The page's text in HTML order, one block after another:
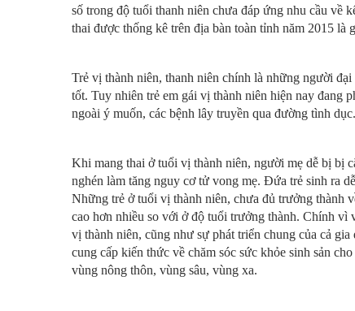
số trong độ tuổi thanh niên chưa đáp ứng nhu cầu về
thai được thống kê trên địa bàn toàn tỉnh năm 2015
Trẻ vị thành niên, thanh niên chính là những người
tốt. Tuy nhiên trẻ em gái vị thành niên hiện nay đang
ngoài ý muốn, các bệnh lây truyền qua đường tình
Khi mang thai ở tuổi vị thành niên, người mẹ dễ bị bị
nghén làm tăng nguy cơ tử vong mẹ. Đứa trẻ sinh ra
Những trẻ ở tuổi vị thành niên, chưa đủ trưởng thành
cao hơn nhiều so với ở độ tuổi trưởng thành. Chính vì
vị thành niên, cũng như sự phát triển chung của cả
cung cấp kiến thức về chăm sóc sức khỏe sinh sản
vùng nông thôn, vùng sâu, vùng xa.